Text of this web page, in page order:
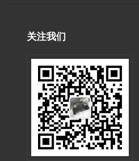
关注我们